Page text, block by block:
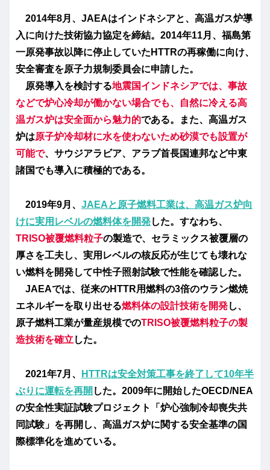
2014年8月、JAEAはインドネシアと、高温ガス炉導
入に向けた技術協力協定を締結。2014年11月、福島第
一原発事故以降に停止していたHTTRの再稼働に向け、
安全審査を原子力規制委員会に申請した。
原発導入を検討する地震国インドネシアでは、事故
などで炉心冷却が働かない場合でも、自然に冷える高
温ガス炉は安全面から魅力的である。また、高温ガス
炉は原子炉冷却材に水を使わないため砂漠でも設置が
可能で、サウジアラビア、アラブ首長国連邦など中東
諸国でも導入に積極的である。
2019年9月、 JAEAと原子燃料工業は、高温ガス炉向
けに実用レベルの燃料体を開発した。すなわち、
TRISO被覆燃料粒子の製造で、セラミックス被覆層の
厚さを工夫し、実用レベルの核反応が生じても壊れな
い燃料を開発して中性子照射試験で性能を確認した。
JAEAでは、従来のHTTR用燃料の3倍のウラン燃焼
エネルギーを取り出せる燃料体の設計技術を開発し、
原子燃料工業が量産規模でのTRISO被覆燃料粒子の製
造技術を確立 した。
2021年7月、
HTTRは安全対策工事を終了して10年半
ぶりに運転を再開 した。2009年に開始したOECD/NEA
の安全性実証試験プロジェクト「炉心強制冷却喪失共
同試験」を再開し、高温ガス炉に関する安全基準の国
際標準化を進めている。